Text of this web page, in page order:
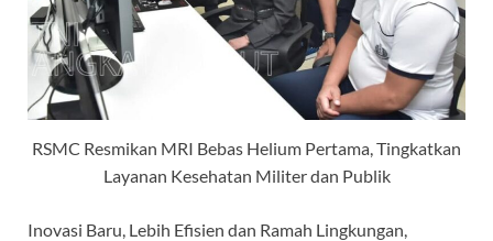
RSMC Resmikan MRI Bebas Helium Pertama, Tingkatkan
Layanan Kesehatan Militer dan Publik
Inovasi Baru, Lebih Efisien dan Ramah Lingkungan,